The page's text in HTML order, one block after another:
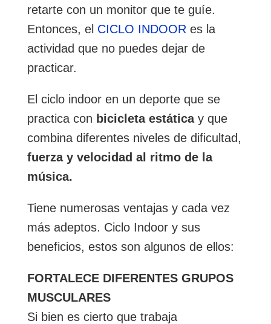
retarte con un monitor que te guíe.
Entonces, el CICLO INDOOR es la
actividad que no puedes dejar de
practicar.
El ciclo indoor en un deporte que se
practica con bicicleta estáticay que
combina diferentes niveles de dificultad,
fuerza y velocidad al ritmo de la
música.
Tiene numerosas ventajas y cada vez
más adeptos. Ciclo Indoor y sus
beneficios, estos son algunos de ellos:
FORTALECE DIFERENTES GRUPOS
MUSCULARES
Si bien es cierto que trabaja